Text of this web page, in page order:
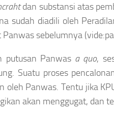
dan substansi atas
sudah diadili oleh
sebelumnya
putusan Panwas a quo,
Suatu proses
oleh Panwas. Tentu jika
akan menggugat, dan